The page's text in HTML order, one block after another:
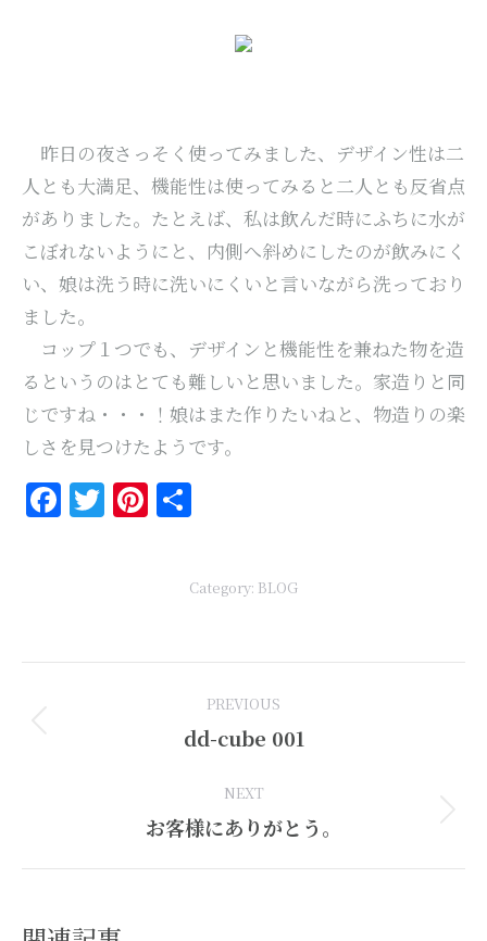
昨日の夜さっそく使ってみました、デザイン性は二
人とも大満足、機能性は使ってみると二人とも反省点
がありました。たとえば、私は飲んだ時にふちに水が
こぼれないようにと、内側へ斜めにしたのが飲みにく
い、娘は洗う時に洗いにくいと言いながら洗っており
ました。
コップ１つでも、デザインと機能性を兼ねた物を造
るというのはとても難しいと思いました。家造りと同
じですね・・・！娘はまた作りたいねと、物造りの楽
しさを見つけたようです。
Facebook
Twitter
Pinterest
Category: BLOG
PREVIOUS
Previous
dd-cube 001
NEXT
Next
お客様にありがとう。